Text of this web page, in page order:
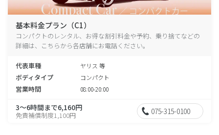
基本料金プラン（C1）
コンパクトのレンタル、お得な割引料金や予約、乗り捨てなどの
詳細は、こちらから各店舗にお電話ください。
代表車種 ヤリス 等
ボディタイプ コンパクト
営業時間 08:00-20:00
3～6時間まで6,160円
免責補償制度1,100円 075-315-0100